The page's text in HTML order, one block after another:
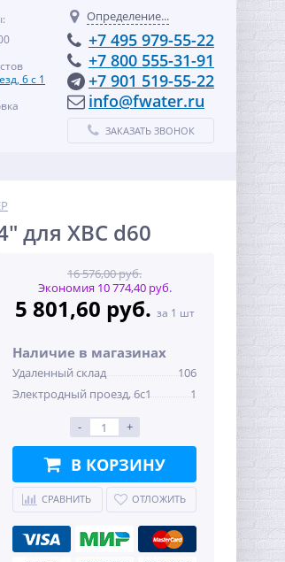
6 с 1
Определение...
+7 495 979-55-22
+7 800 555-31-91
+7 901 519-55-22
info@fwater.ru
ЗАКАЗАТЬ ЗВОНОК
для ХВС d60
16 576,00 руб.
Экономия 10 774,40 руб.
5 801,60 руб. за 1 шт
Наличие в магазинах
Удаленный склад
106
Электродный проезд, 6с1
1
- +
В КОРЗИНУ
СРАВНИТЬ ОТЛОЖИТЬ